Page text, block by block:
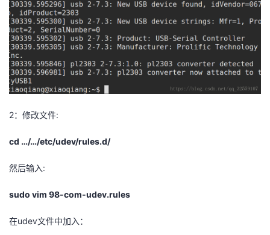
2：修改文件:
cd …/…/etc/udev/rules.d/
然后输入:
sudo vim 98-com-udev.rules
在udev文件中加入：